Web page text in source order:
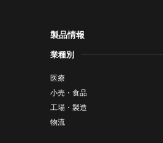
製品情報
業種別
医療
小売・食品
工場・製造
物流